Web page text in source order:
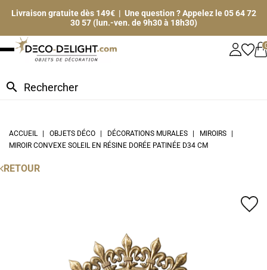
Livraison gratuite dès 149€ | Une question ? Appelez le 05 64 72
30 57 (lun.-ven. de 9h30 à 18h30)
search
ACCUEIL OBJETS DÉCO DÉCORATIONS MURALES
MIROIRS
MIROIR CONVEXE SOLEIL EN RÉSINE DORÉE PATINÉE D34 CM
RETOUR
favorite_border